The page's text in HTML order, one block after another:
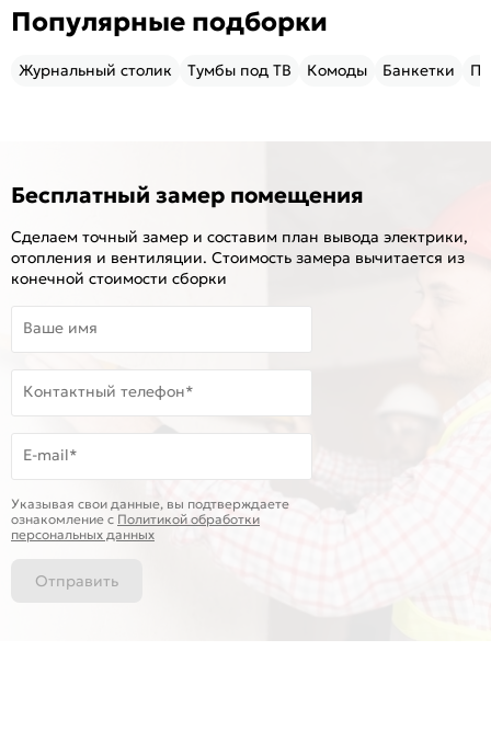
Популярные подборки
Журнальный столик Тумбы под ТВ Комоды Банкетки
Бесплатный замер помещения
Сделаем точный замер и составим план вывода электрики,
отопления и вентиляции. Стоимость замера вычитается из
конечной стоимости сборки
Ваше имя
Контактный телефон*
E-mail*
Указывая свои данные, вы подтверждаете
ознакомление c Политикой обработки
персональных данных
Отправить